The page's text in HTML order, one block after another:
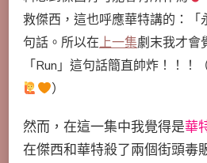
救傑西，這也呼應華特講的：「
句話。所以在上一集劇末我才會
「Run」這句話簡直帥炸！！！
）
然而，在這一集中我覺得是華
在傑西和華特殺了兩個街頭毒